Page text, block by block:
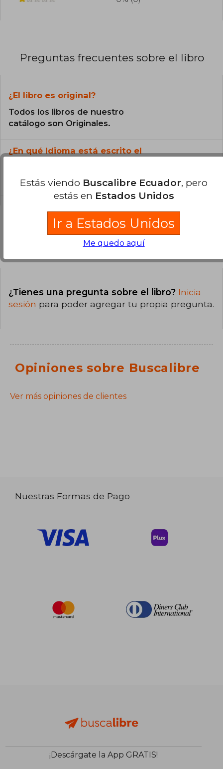
mediática, promoviendo siempre una
Preguntas frecuentes sobre el libro
¿El libro es original?
Todos los libros de nuestro
catálogo son Originales.
¿En qué Idioma está escrito el
El libro está escrito en Español.
Preguntas y respuestas sobre el libro
¿Tienes una pregunta sobre el libro? Inicia
sesión para poder agregar tu propia pregunta.
Opiniones sobre Buscalibre
Ver más opiniones de clientes
Nuestras Formas de Pago
¡Descárgate la App GRATIS!
Estás viendo Buscalibre Ecuador, pero
estás en Estados Unidos
Ir a Estados Unidos
Me quedo aquí